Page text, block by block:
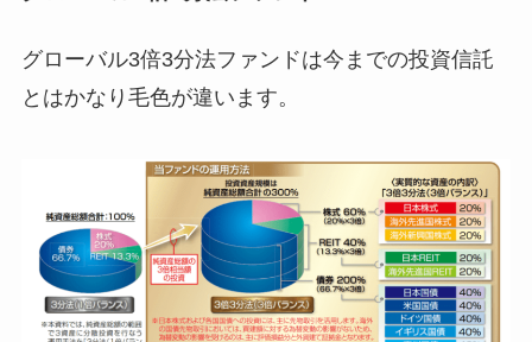
グローバル3倍3分法ファンドは今までの投資信託
とはかなり毛色が違います。